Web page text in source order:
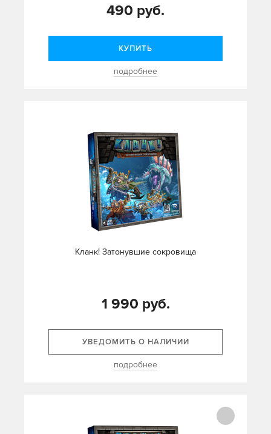
490 руб.
КУПИТЬ
подробнее
Кланк! Затонувшие сокровища
1 990 руб.
УВЕДОМИТЬ О НАЛИЧИИ
подробнее